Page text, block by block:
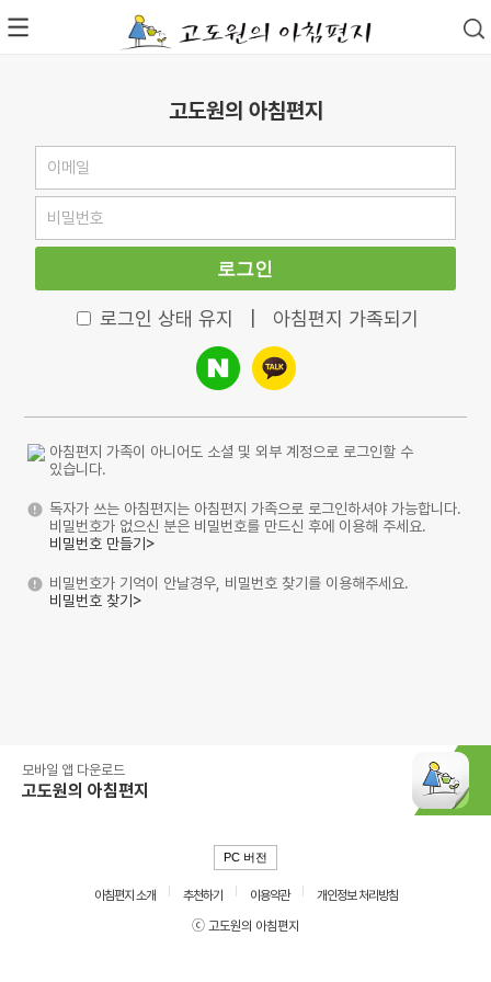
고도원의 아침편지
로그인
로그인 상태 유지 아침편지 가족되기
아침편지 가족이 아니어도 소셜 및 외부 계정으로 로그인할 수
있습니다.
독자가 쓰는 아침편지는 아침편지 가족으로 로그인하셔야 가능합니다.
비밀번호가 없으신 분은 비밀번호를 만드신 후에 이용해 주세요.
비밀번호 만들기>
비밀번호가 기억이 안날경우, 비밀번호 찾기를 이용해주세요.
비밀번호 찾기>
모바일 앱 다운로드
고도원의 아침편지
PC 버전
아침편지 소개 추천하기 이용약관
개인정보 처리방침
ⓒ 고도원의 아침편지